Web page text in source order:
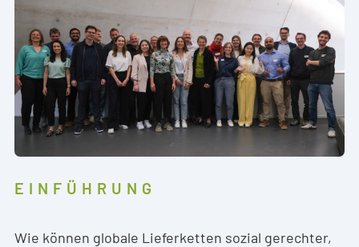
EINFÜHRUNG
Wie können globale Lieferketten sozial gerechter,